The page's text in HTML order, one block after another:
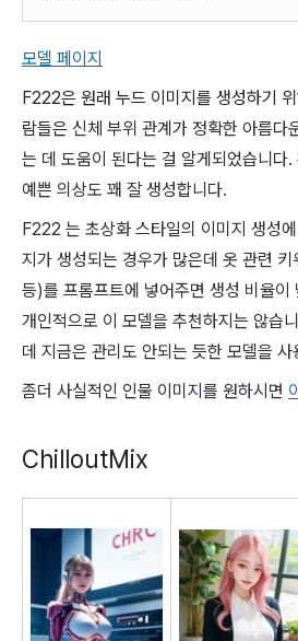
모델 페이지
F222은 원래 누드 이미지를 생성하기
람들은 신체 부위 관계가 정확한 아름다
는 데 도움이 된다는 걸 알게되었습니다
예쁜 의상도 꽤 잘 생성합니다.
F222 는 초상화 스타일의 이미지 생성
지가 생성되는 경우가 많은데 옷 관련
등)를 프롬프트에 넣어주면 생성 비율이
개인적으로 이 모델을 추천하지는 않습
데 지금은 관리도 안되는 듯한 모델을
좀더 사실적인 인물 이미지를 원하시면
ChilloutMix